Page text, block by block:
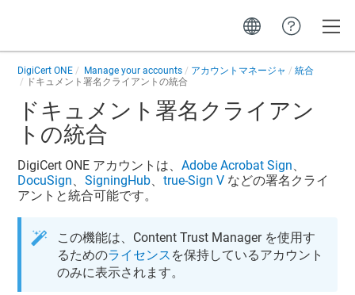
DigiCert ONE Manage your accounts アカウントマネージャ
統合
ドキュメント署名クライアントの統合
ドキュメント署名クライアン
トの統合
DigiCert ONE アカウントは、Adobe Acrobat Sign、
DocuSign、SigningHub、true-Sign V などの署名クライ
アントと統合可能です。
この機能は、 Content Trust Managerを使用す
るためのライセンス を保持しているアカウント
のみに表示されます。